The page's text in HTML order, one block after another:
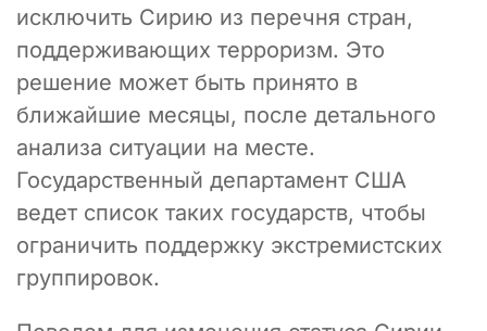
исключить Сирию из перечня стран,
поддерживающих терроризм. Это
решение может быть принято в
ближайшие месяцы, после детального
анализа ситуации на месте.
Государственный департамент США
ведет список таких государств, чтобы
ограничить поддержку экстремистских
группировок.